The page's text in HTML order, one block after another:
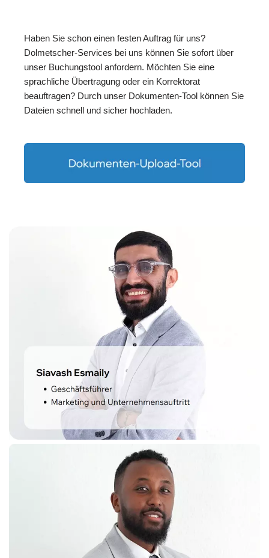
Haben Sie schon einen festen Auftrag für uns?
Dolmetscher-Services bei uns können Sie sofort über
unser Buchungstool anfordern. Möchten Sie eine
sprachliche Übertragung oder ein Korrektorat
beauftragen? Durch unser Dokumenten-Tool können Sie
Dateien schnell und sicher hochladen.